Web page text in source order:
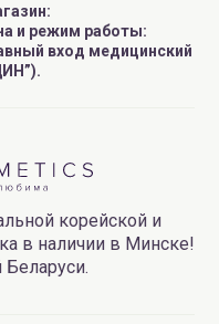
и режим работы:
вход медицинский
корейской и
в наличии в Минске!